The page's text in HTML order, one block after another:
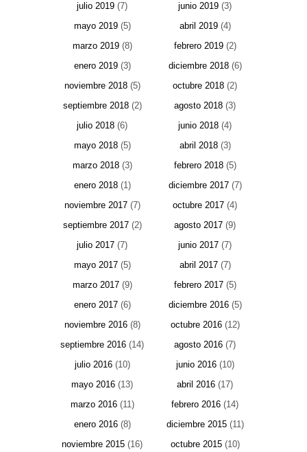
julio 2019 (7) junio 2019 (3)
mayo 2019(5) abril 2019(4)
marzo 2019(8) febrero 2019(2)
enero 2019(3) diciembre 2018(6)
noviembre 2018(5) octubre 2018 (2)
septiembre 2018(2) agosto 2018 (3)
julio 2018 (6) junio 2018 (4)
mayo 2018(5) abril 2018(3)
marzo 2018(3) febrero 2018(5)
enero 2018(1) diciembre 2017(7)
noviembre 2017(7) octubre 2017 (4)
septiembre 2017(2) agosto 2017 (9)
julio 2017 (7) junio 2017 (7)
mayo 2017(5) abril 2017(7)
marzo 2017(9) febrero 2017(5)
enero 2017(6) diciembre 2016(5)
noviembre 2016(8) octubre 2016(12)
septiembre 2016 (14) agosto 2016 (7)
julio 2016(10) junio 2016(10)
mayo 2016 (13) abril 2016 (17)
marzo 2016(11) febrero 2016 (14)
enero 2016(8) diciembre 2015(11)
noviembre 2015 (16) octubre 2015(10)